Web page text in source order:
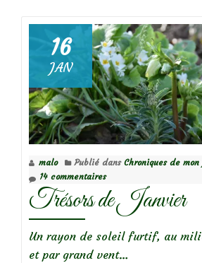
de
16
JAN
malo Publié dans Chroniques de
14 commentaires
Trésors de Janvier
Un rayon de soleil furtif, au
et par grand vent…